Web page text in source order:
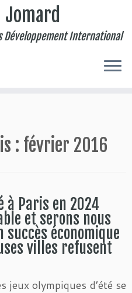
Développement International
: février 2016
à Paris en 2024
et serons nous
succès économique
villes refusent
olympiques d’été se